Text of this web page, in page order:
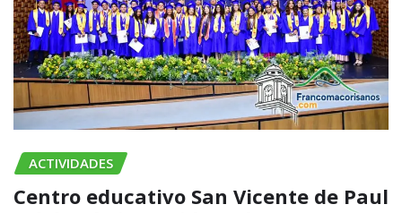
ACTIVIDADES
Centro educativo San Vicente de Paul